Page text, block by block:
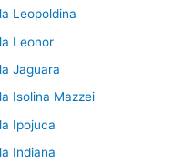
Leopoldina
Leonor
Jaguara
Isolina Mazzei
Ipojuca
Indiana